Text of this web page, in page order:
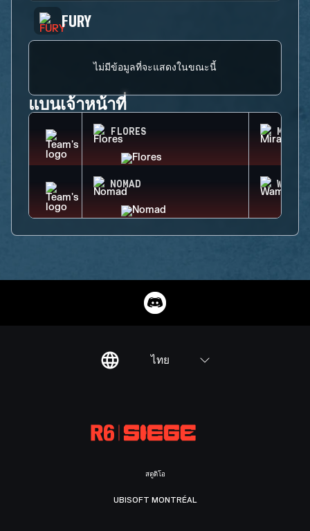
FURY
ไม่มีข้อมูลที่จะแสดงในขณะนี้
แบนเจ้าหน้าที่
FLORES MIRA
NOMAD WAMAI
ไทย
สตูดิโอ
UBISOFT MONTRÉAL